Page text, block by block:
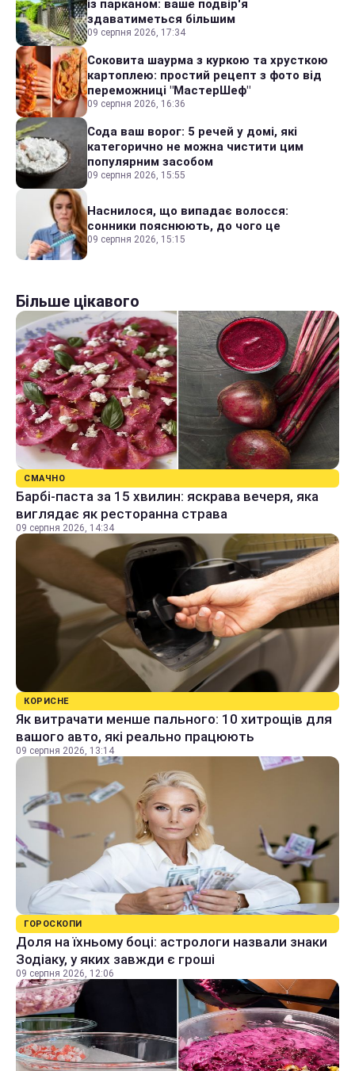
із парканом: ваше подвір'я
здаватиметься більшим
09 серпня 2026, 17:34
Соковита шаурма з куркою та хрусткою
картоплею: простий рецепт з фото від
переможниці "МастерШеф"
09 серпня 2026, 16:36
Сода ваш ворог: 5 речей у домі, які
категорично не можна чистити цим
популярним засобом
09 серпня 2026, 15:55
Наснилося, що випадає волосся:
сонники пояснюють, до чого це
09 серпня 2026, 15:15
Більше цікавого
СМАЧНО
Барбі-паста за 15 хвилин: яскрава вечеря, яка
виглядає як ресторанна страва
09 серпня 2026, 14:34
КОРИСНЕ
Як витрачати менше пального: 10 хитрощів для
вашого авто, які реально працюють
09 серпня 2026, 13:14
ГОРОСКОПИ
Доля на їхньому боці: астрологи назвали знаки
Зодіаку, у яких завжди є гроші
09 серпня 2026, 12:06